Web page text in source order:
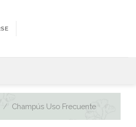
/ Champús Uso Frecuente